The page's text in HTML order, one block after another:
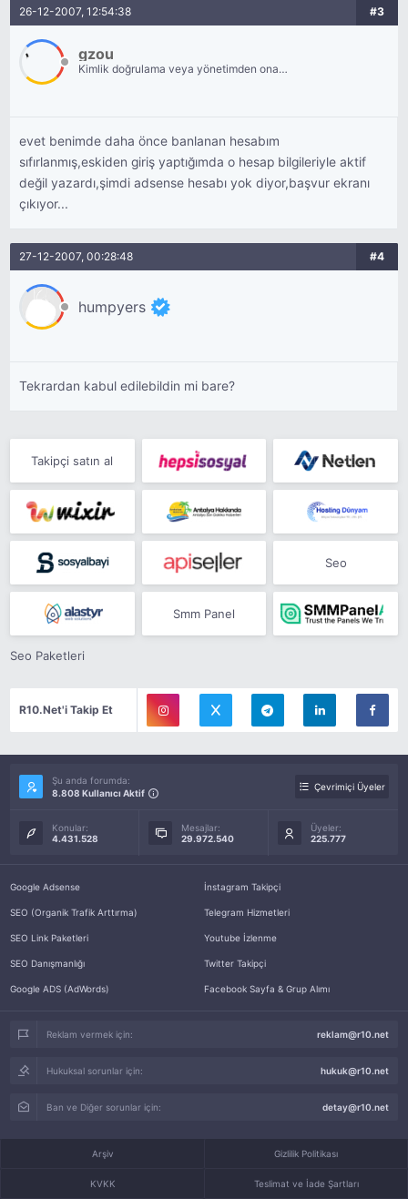
26-12-2007, 12:54:38 #3
gzou
Kimlik doğrulama veya yönetimden onay
evet benimde daha önce banlanan hesabım
sıfırlanmış,eskiden giriş yaptığımda o hesap bilgileriyle aktif
değil yazardı,şimdi adsense hesabı yok diyor,başvur ekranı
çıkıyor...
27-12-2007, 00:28:48 #4
humpyers
Tekrardan kabul edilebildin mi bare?
Takipçi satın al
Seo
Smm Panel
Seo Paketleri
R10.Net'i Takip Et
Şu anda forumda:
8.808 Kullanıcı Aktif
Çevrimiçi Üyeler
Konular:
4.431.528
Mesajlar:
29.972.540
Üyeler:
225.777
Google Adsense
SEO (Organik Trafik Arttırma)
SEO Link Paketleri
SEO Danışmanlığı
Google ADS (AdWords)
İnstagram Takipçi
Telegram Hizmetleri
Youtube İzlenme
Twitter Takipçi
Facebook Sayfa & Grup Alımı
Reklam vermek için: reklam@r10.net
Hukuksal sorunlar için: hukuk@r10.net
Ban ve Diğer sorunlar için: detay@r10.net
Arşiv Gizlilik Politikası
KVKK Teslimat ve İade Şartları